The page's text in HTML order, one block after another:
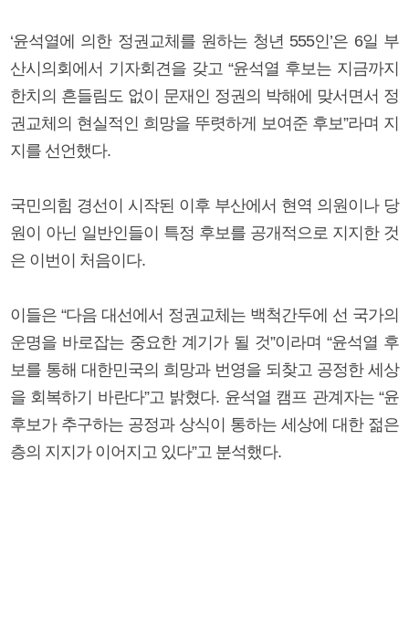
‘윤석열에 의한 정권교체를 원하는 청년 555인’은 6일 부
산시의회에서 기자회견을 갖고 “윤석열 후보는 지금까지
한치의 흔들림도 없이 문재인 정권의 박해에 맞서면서 정
권교체의 현실적인 희망을 뚜렷하게 보여준 후보”라며 지
지를 선언했다.
국민의힘 경선이 시작된 이후 부산에서 현역 의원이나 당
원이 아닌 일반인들이 특정 후보를 공개적으로 지지한 것
은 이번이 처음이다.
이들은 “다음 대선에서 정권교체는 백척간두에 선 국가의
운명을 바로잡는 중요한 계기가 될 것”이라며 “윤석열 후
보를 통해 대한민국의 희망과 번영을 되찾고 공정한 세상
을 회복하기 바란다”고 밝혔다. 윤석열 캠프 관계자는 “윤
후보가 추구하는 공정과 상식이 통하는 세상에 대한 젊은
층의 지지가 이어지고 있다”고 분석했다.